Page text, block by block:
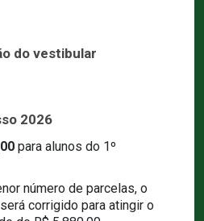
do vestibular
2026
para alunos do 1º
número de parcelas, o
corrigido para atingir o